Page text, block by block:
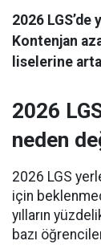
2026
Kontenjan
liselerine
2026
neden
2026 LGS
için
yılların
bazı